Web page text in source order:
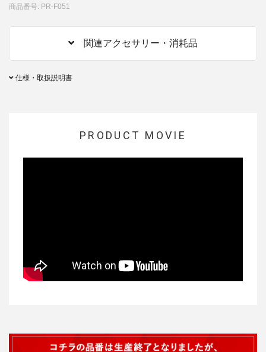
商品番号: PR-F051
関連アクセサリー・消耗品
仕様・取扱説明書
PRODUCT MOVIE